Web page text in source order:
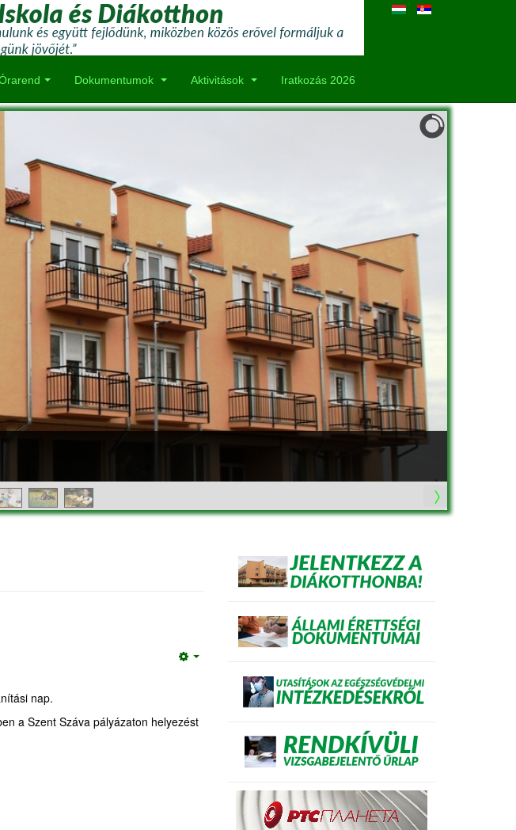
Dokumentumok Aktivitások Iratkozás 2026
nap.
a Szent Száva pályázaton helyezést